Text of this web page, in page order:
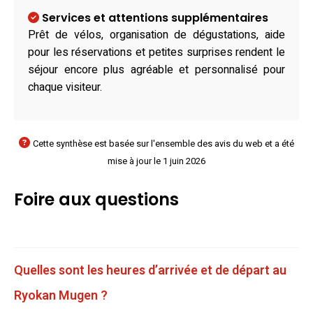
Services et attentions supplémentaires
Prêt de vélos, organisation de dégustations, aide
pour les réservations et petites surprises rendent le
séjour encore plus agréable et personnalisé pour
chaque visiteur.
Cette synthèse est basée sur l'ensemble des avis du web et a été
mise à jour le 1 juin 2026
Foire aux questions
Quelles sont les heures d’arrivée et de départ au
Ryokan Mugen ?